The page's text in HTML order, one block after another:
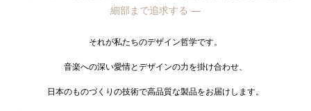
細部まで追求する —
それが私たちのデザイン哲学です。
音楽への深い愛情とデザインの力を掛け合わせ、
日本のものづくりの技術で高品質な製品をお届けします。